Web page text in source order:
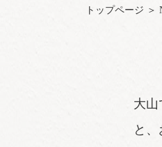
トップページ ＞
大山
と